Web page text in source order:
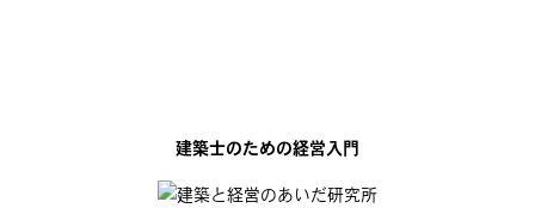
建築士のための経営入門